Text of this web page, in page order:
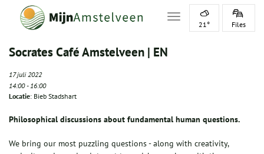
Toggle navigation
21° Files
Socrates Café Amstelveen | EN
17 juli 2022
14:00-16:00
Locatie: Bieb Stadshart
Philosophical discussions about fundamental human questions.
We bring our most puzzling questions - along with creativity,